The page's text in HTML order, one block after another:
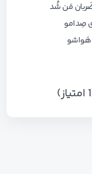
مَن شُد
صِدامو
هَواشو